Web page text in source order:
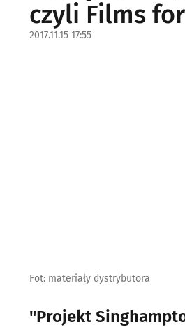
czyli Films
2017.11.15 17:55
Fot: materiały dystrybutora
"Projekt